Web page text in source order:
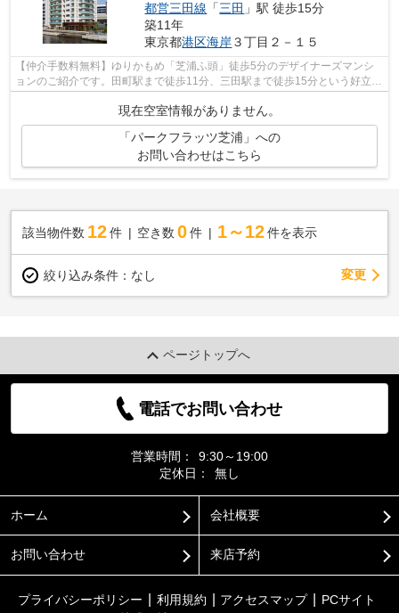
都営三田線 「三田 」駅 徒歩15分
築11年
東京都港区海岸３丁目２－１５
【仲介手数料無料】ゆりかもめ「芝浦ふ頭」徒歩5分のデザイナーズマンシ
ョンのご紹介です。田町駅まで徒歩11分、三田駅まで徒歩15分という好立地
現在空室情報がありません。
「パークフラッツ芝浦」への
お問い合わせはこちら
該当物件数 12件 空き数 0 件 1～12 件を表示
絞り込み条件： なし 変更
ページトップへ
電話でお問い合わせ
営業時間：
9:30～19:00
定休日：
無し
ホーム 会社概要
お問い合わせ 来店予約
プライバシーポリシー 利用規約 アクセスマップ
PCサイト